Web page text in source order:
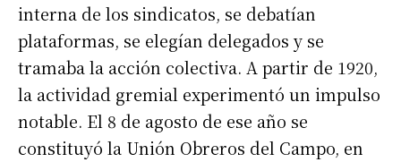
interna de los sindicatos, se debatían
plataformas, se elegían delegados y se
tramaba la acción colectiva. A partir de 1920,
la actividad gremial experimentó un impulso
notable. El 8 de agosto de ese año se
constituyó la Unión Obreros del Campo, en